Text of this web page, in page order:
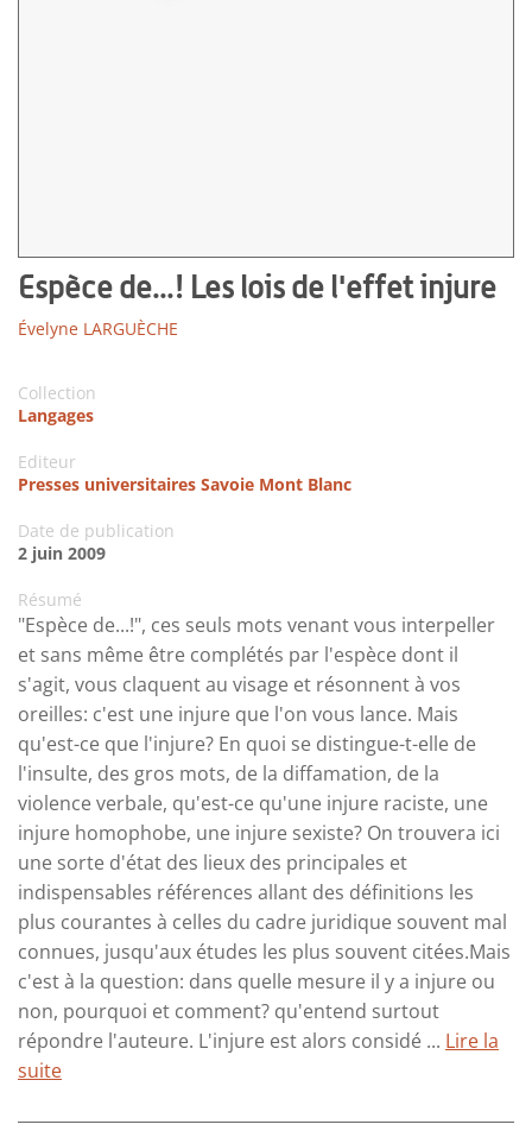
Espèce de...! Les lois de l'effet injure
Évelyne LARGUÈCHE
Collection
Langages
Editeur
Presses universitaires Savoie Mont Blanc
Date de publication
2 juin 2009
Résumé
"Espèce de...!", ces seuls mots venant vous interpeller
et sans même être complétés par l'espèce dont il
s'agit, vous claquent au visage et résonnent à vos
oreilles: c'est une injure que l'on vous lance. Mais
qu'est-ce que l'injure? En quoi se distingue-t-elle de
l'insulte, des gros mots, de la diffamation, de la
violence verbale, qu'est-ce qu'une injure raciste, une
injure homophobe, une injure sexiste? On trouvera ici
une sorte d'état des lieux des principales et
indispensables références allant des définitions les
plus courantes à celles du cadre juridique souvent mal
connues, jusqu'aux études les plus souvent citées.Mais
c'est à la question: dans quelle mesure il y a injure ou
non, pourquoi et comment? qu'entend surtout
répondre l'auteure. L'injure est alors considé ... Lire la
suite